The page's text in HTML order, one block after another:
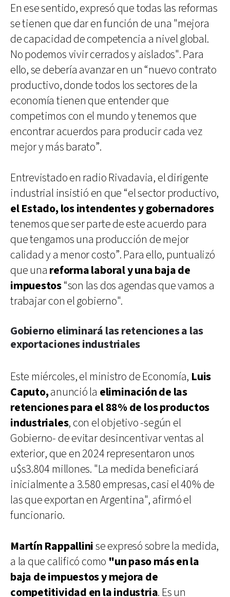
En ese sentido, expresó que todas las reformas
se tienen que dar en función de una "mejora
de capacidad de competencia a nivel global.
No podemos vivir cerrados y aislados". Para
ello, se debería avanzar en un “nuevo contrato
productivo, donde todos los sectores de la
economía tienen que entender que
competimos con el mundo y tenemos que
encontrar acuerdos para producir cada vez
mejor y más barato”.
Entrevistado en radio Rivadavia, el dirigente
industrial insistió en que “el sector productivo,
el Estado, los intendentes y gobernadores
tenemos que ser parte de este acuerdo para
que tengamos una producción de mejor
calidad y a menor costo”. Para ello, puntualizó
que una reforma laboral y una baja de
impuestos“son las dos agendas que vamos a
trabajar con el gobierno".
Gobierno eliminará las retenciones a las
exportaciones industriales
Este miércoles, el ministro de Economía, Luis
Caputo,anunció la eliminación de las
retenciones para el 88% de los productos
industriales, con el objetivo -según el
Gobierno- de evitar desincentivar ventas al
exterior, que en 2024 representaron unos
u$s3.804 millones. "La medida beneficiará
inicialmente a 3.580 empresas, casi el 40% de
las que exportan en Argentina", afirmó el
funcionario.
Martín Rappallinise expresó sobre la medida,
a la que calificó como "un paso más en la
baja de impuestos y mejora de
competitividad en la industria. Es un